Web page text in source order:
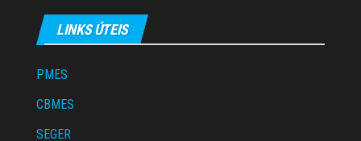
LINKS ÚTEIS
PMES
CBMES
SEGER